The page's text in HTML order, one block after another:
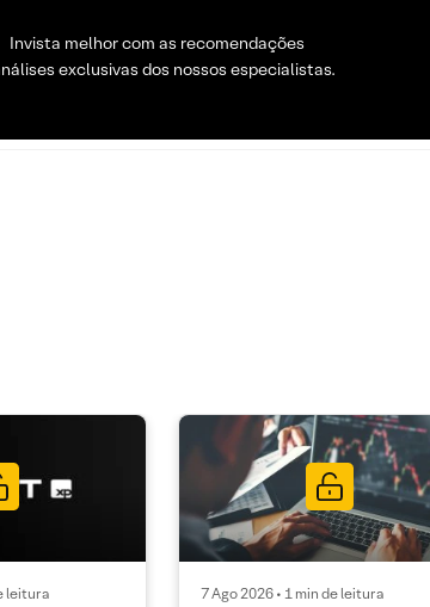
Invista melhor com as recomendações
exclusivas dos nossos especialistas.
leitura 7 Ago 2026 • 1 min de leitura